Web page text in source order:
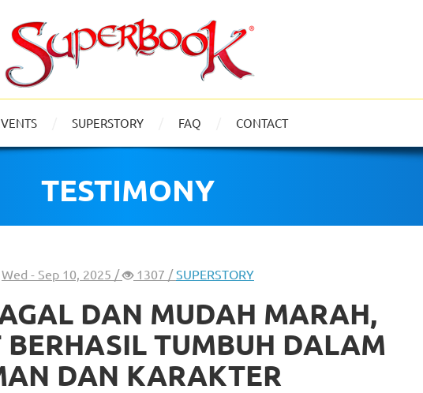
SUPERSTORY FAQ CONTACT
TESTIMONY
Wed - Sep 10, 2025 / 1307 /SUPERSTORY
DAN MUDAH MARAH,
BERHASIL TUMBUH DALAM
DAN KARAKTER